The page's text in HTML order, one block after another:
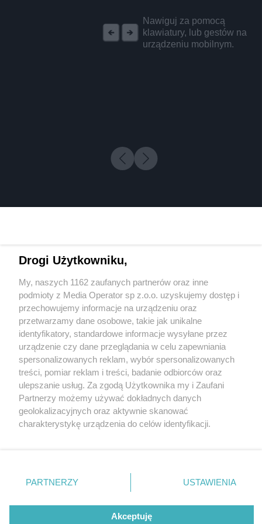
Nawiguj za pomocą
klawiatury, lub gestów na
urządzeniu mobilnym.
3 / 0
Wydawca mediów lokalnych
Nie zapomnij
zapoznać się z:
polityką prywatności
Twojemiasto
Piekary Śląskie
Chorzów
Tarnowskie Góry
Gliwice
Skontakuj sięz nami
Kontakt
Redakcja
Newsletter
Drogi Użytkowniku,
My, naszych 1162 zaufanych partnerów oraz inne
podmioty z Media Operator sp z.o.o. uzyskujemy dostęp i
przechowujemy informacje na urządzeniu oraz
przetwarzamy dane osobowe, takie jak unikalne
identyfikatory, standardowe informacje wysyłane przez
urządzenie czy dane przeglądania w celu zapewniania
spersonalizowanych reklam, wybór spersonalizowanych
treści, pomiar reklam i treści, badanie odbiorców oraz
ulepszanie usług. Za zgodą Użytkownika my i Zaufani
Partnerzy możemy używać dokładnych danych
geolokalizacyjnych oraz aktywnie skanować
charakterystykę urządzenia do celów identyfikacji.
zmienić/wycofać klikając przycisk ustawień prywatności
znajdujący się w lewym dolnym rogu strony
rodzaje przetwarzania danych nie wymagają zgody
użytkownika, ale masz prawo sprzeciwić się takiemu
PARTNERZY USTAWIENIA
Akceptuję